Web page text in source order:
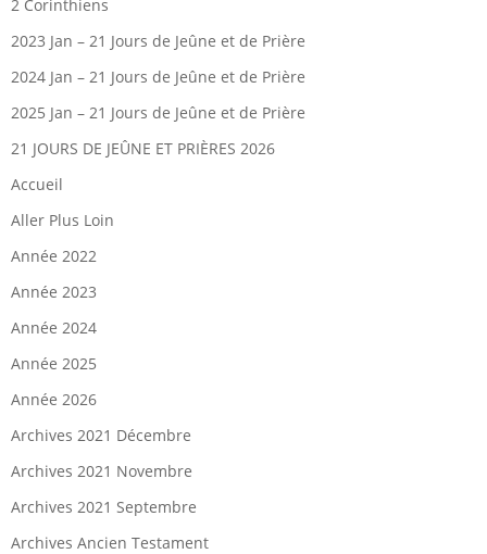
2 Corinthiens
2023 Jan – 21 Jours de Jeûne et de Prière
2024 Jan – 21 Jours de Jeûne et de Prière
2025 Jan – 21 Jours de Jeûne et de Prière
21 JOURS DE JEÛNE ET PRIÈRES 2026
Accueil
Aller Plus Loin
Année 2022
Année 2023
Année 2024
Année 2025
Année 2026
Archives 2021 Décembre
Archives 2021 Novembre
Archives 2021 Septembre
Archives Ancien Testament